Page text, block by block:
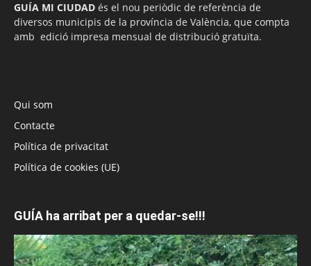
GUÍA MI CIUDAD és el nou periòdic de referència de
diversos municipis de la província de València, que compta
amb edició impresa mensual de distribució gratuïta.
Qui som
Contacte
Política de privacitat
Política de cookies (UE)
GUÍA ha arribat per a quedar-se!!!
Reproductor
de